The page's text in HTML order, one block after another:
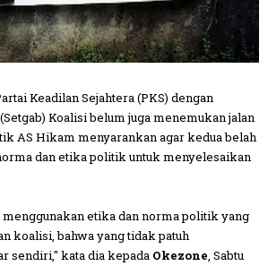
Keadilan Sejahtera (PKS) dengan
Koalisi belum juga menemukan jalan
AS Hikam menyarankan agar kedua belah
dan etika politik untuk menyelesaikan
etika dan norma politik yang
koalisi, bahwa yang tidak patuh
sendiri," kata dia kepada Okezone, Sabtu